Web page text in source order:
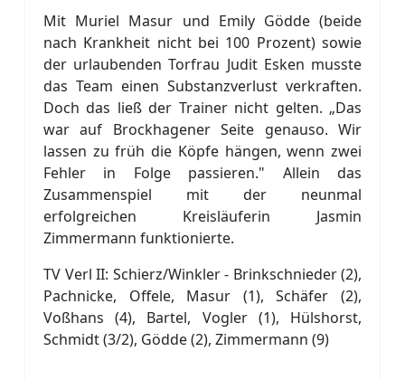
Mit Muriel Masur und Emily Gödde (beide
nach Krankheit nicht bei 100 Prozent) sowie
der urlaubenden Torfrau Judit Esken musste
das Team einen Substanzverlust verkraften.
Doch das ließ der Trainer nicht gelten. „Das
war auf Brockhagener Seite genauso. Wir
lassen zu früh die Köpfe hängen, wenn zwei
Fehler in Folge passieren." Allein das
Zusammenspiel mit der neunmal
erfolgreichen Kreisläuferin Jasmin
Zimmermann funktionierte.
TV Verl II: Schierz/Winkler - Brinkschnieder (2),
Pachnicke, Offele, Masur (1), Schäfer (2),
Voßhans (4), Bartel, Vogler (1), Hülshorst,
Schmidt (3/2), Gödde (2), Zimmermann (9)